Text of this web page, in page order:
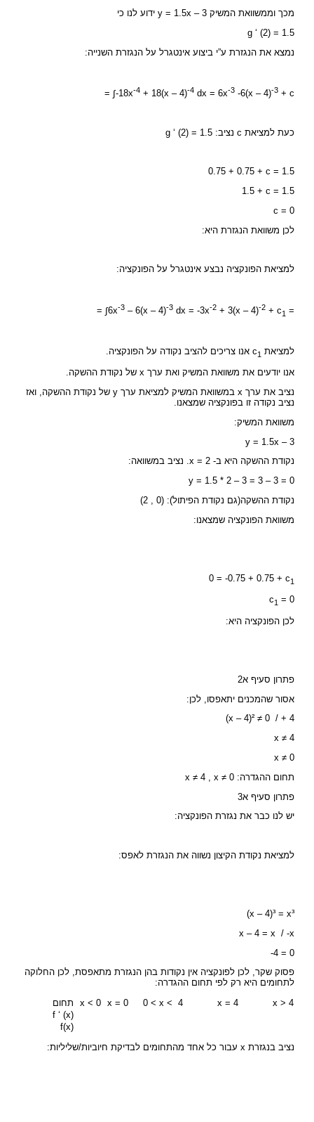
מכך וממשוואת המשיק y = 1.5x – 3 ידוע לנו כי
g ‘ (2) = 1.5
נמצא את הנגזרת ע”י ביצוע אינטגרל על הנגזרת השנייה:
= ∫-18x-4 + 18(x – 4)-4 dx = 6x-3 -6(x – 4)-3 + c
כעת למציאת c נציב: g ‘ (2) = 1.5
0.75 + 0.75 + c = 1.5
1.5 + c = 1.5
c = 0
לכן משוואת הנגזרת היא:
למציאת הפונקציה נבצע אינטגרל על הפונקציה:
= ∫6x-3 – 6(x – 4)-3 dx = -3x-2 + 3(x – 4)-2 + c1 =
למציאת c 1 אנו צריכים להציב נקודה על הפונקציה.
אנו יודעים את משוואת המשיק ואת ערך x של נקודת ההשקה.
נציב את ערך x במשוואת המשיק למציאת ערך y של נקודת ההשקה, ואז
נציב נקודה זו בפונקציה שמצאנו.
משוואת המשיק:
y = 1.5x – 3
נקודת ההשקה היא ב- x = 2. נציב במשוואה:
y = 1.5 * 2 – 3 = 3 – 3 = 0
נקודת ההשקה(גם נקודת הפיתול): (0 , 2)
משוואת הפונקציה שמצאנו:
0 = -0.75 + 0.75 + c1
c1 = 0
לכן הפונקציה היא:
פתרון סעיף א2
אסור שהמכנים יתאפסו, לכן:
x – 4)² ≠ 0 / + 4)
x ≠ 4
x ≠ 0
תחום ההגדרה: x ≠ 4 , x ≠ 0
פתרון סעיף א3
יש לנו כבר את נגזרת הפונקציה:
למציאת נקודת הקיצון נשווה את הנגזרת לאפס:
(x – 4)³ = x³
x – 4 = x / -x
-4 = 0
פסוק שקר, לכן לפונקציה אין נקודות בהן הנגזרת מתאפסת, לכן החלוקה
לתחומים היא רק לפי תחום ההגדרה:
x > 4
x = 4
0 < x < 4
x = 0
x < 0
תחום
f ‘ (x)
f(x)
נציב בנגזרת x עבור כל אחד מהתחומים לבדיקת חיוביות/שליליות: